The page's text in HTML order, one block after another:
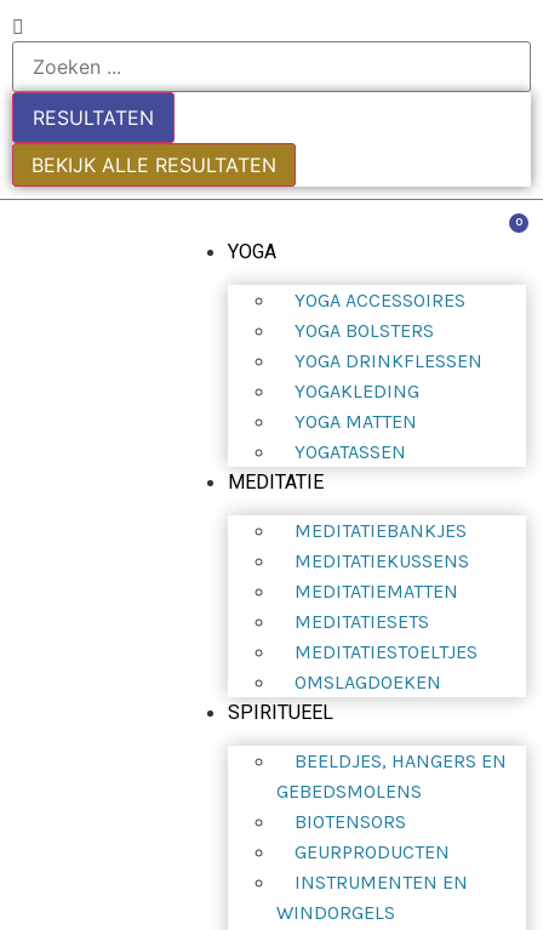
RESULTATEN
BEKIJK ALLE RESULTATEN
0
YOGA
YOGA ACCESSOIRES
YOGA BOLSTERS
YOGA DRINKFLESSEN
YOGAKLEDING
YOGA MATTEN
YOGATASSEN
MEDITATIE
MEDITATIEBANKJES
MEDITATIEKUSSENS
MEDITATIEMATTEN
MEDITATIESETS
MEDITATIESTOELTJES
OMSLAGDOEKEN
SPIRITUEEL
BEELDJES, HANGERS EN
GEBEDSMOLENS
BIOTENSORS
GEURPRODUCTEN
INSTRUMENTEN EN
WINDORGELS